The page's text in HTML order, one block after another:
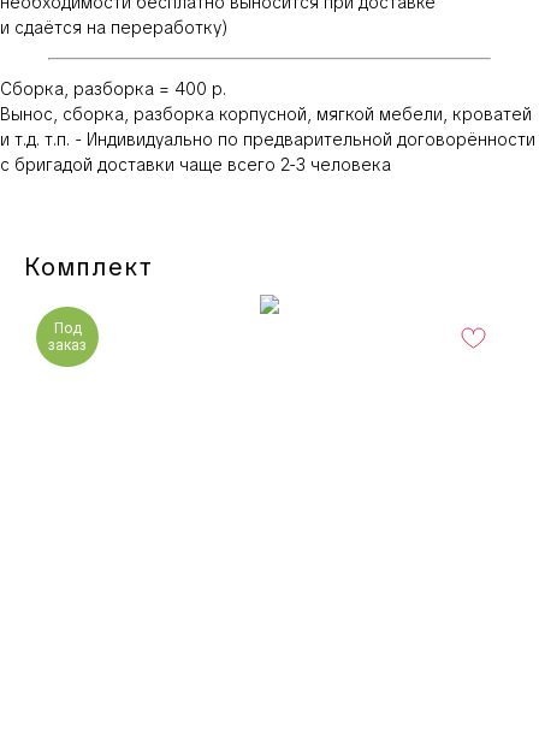
и сдаётся на переработку)
Сборка, разборка = 400 р.
Вынос, сборка, разборка корпусной, мягкой мебели, кроватей
и т.д. т.п. - Индивидуально по предварительной договорённости
с бригадой доставки чаще всего 2-3 человека
Комплект
Под
заказ